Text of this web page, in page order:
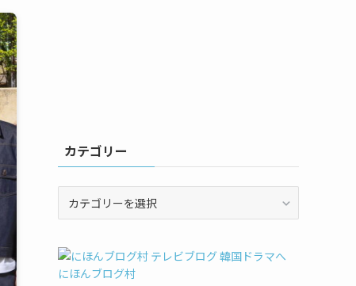
カテゴリー
リ
ー
にほんブログ村